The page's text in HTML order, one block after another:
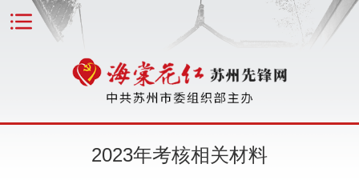
2023年考核相关材料